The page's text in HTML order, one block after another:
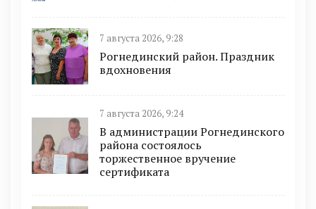
7 августа 2026, 9:28
Рогнединский район. Праздник
вдохновения
7 августа 2026, 9:24
В администрации Рогнединского
района состоялось
торжественное вручение
сертификата